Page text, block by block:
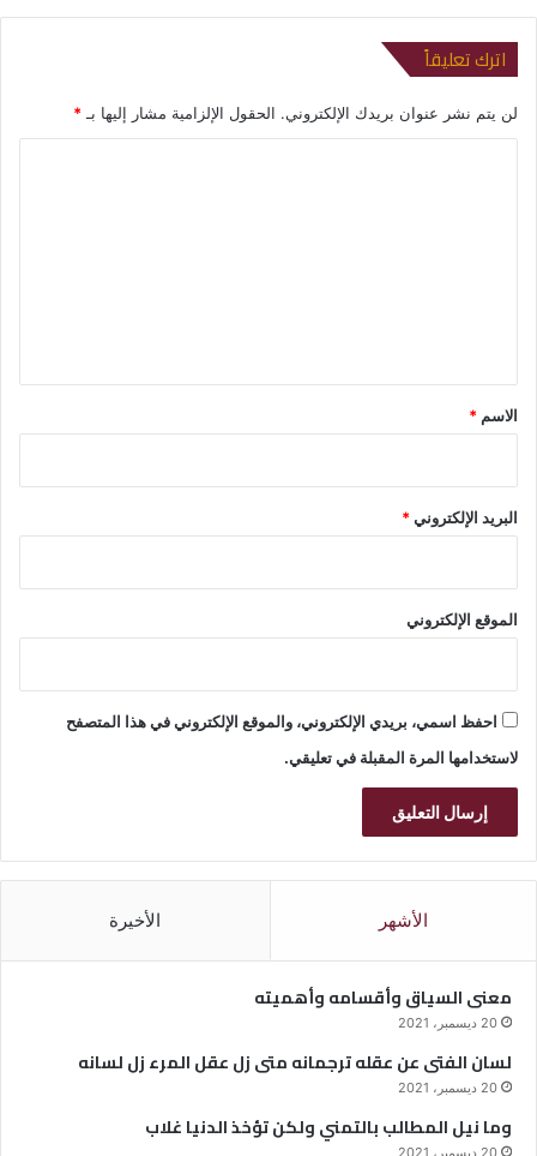
اترك تعليقاً
لن يتم نشر عنوان بريدك الإلكتروني. الحقول الإلزامية مشار إليها بـ*
*
الاسم *
البريد الإلكتروني*
الموقع الإلكتروني
احفظ اسمي، بريدي الإلكتروني، والموقع الإلكتروني في هذا المتصفح
لاستخدامها المرة المقبلة في تعليقي.
الأشهر الأخيرة
معنى السياق وأقسامه وأهميته
20 ديسمبر، 2021
لسان الفتى عن عقله ترجمانه متى زل عقل المرء زل لسانه
20 ديسمبر، 2021
وما نيل المطالب بالتمني ولكن تؤخذ الدنيا غلاب